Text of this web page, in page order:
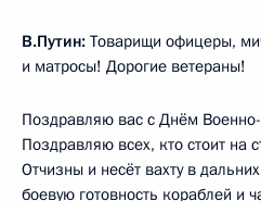
В.Путин: Товарищи офицеры,
и матросы! Дорогие ветераны!
Поздравляю вас с Днём
Поздравляю всех, кто стоит на
Отчизны и несёт вахту в
боевую готовность кораблей и